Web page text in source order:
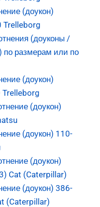
(доукон)
Trelleborg
(доукон)
Trelleborg
(доукон) 110-
(доукон) 386-
(Caterpillar)